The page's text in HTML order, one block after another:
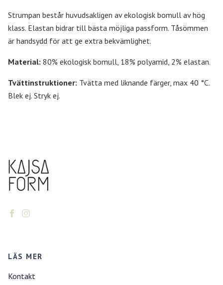
Strumpan består huvudsakligen av ekologisk bomull av hög
klass. Elastan bidrar till bästa möjliga passform. Tåsömmen
är handsydd för att ge extra bekvämlighet.
Material: 80% ekologisk bomull, 18% polyamid, 2% elastan.
Tvättinstruktioner: Tvätta med liknande färger, max 40 °C.
Blek ej. Stryk ej.
LÄS MER
Kontakt